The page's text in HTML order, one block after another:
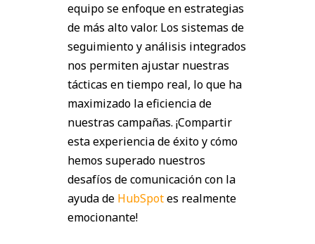
equipo se enfoque en estrategias
de más alto valor. Los sistemas de
seguimiento y análisis integrados
nos permiten ajustar nuestras
tácticas en tiempo real, lo que ha
maximizado la eficiencia de
nuestras campañas. ¡Compartir
esta experiencia de éxito y cómo
hemos superado nuestros
desafíos de comunicación con la
ayuda de HubSpotes realmente
emocionante!